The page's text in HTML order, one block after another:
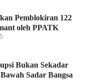
Pemblokiran 122
oleh PPATK
Bukan Sekadar
Sadar Bangsa